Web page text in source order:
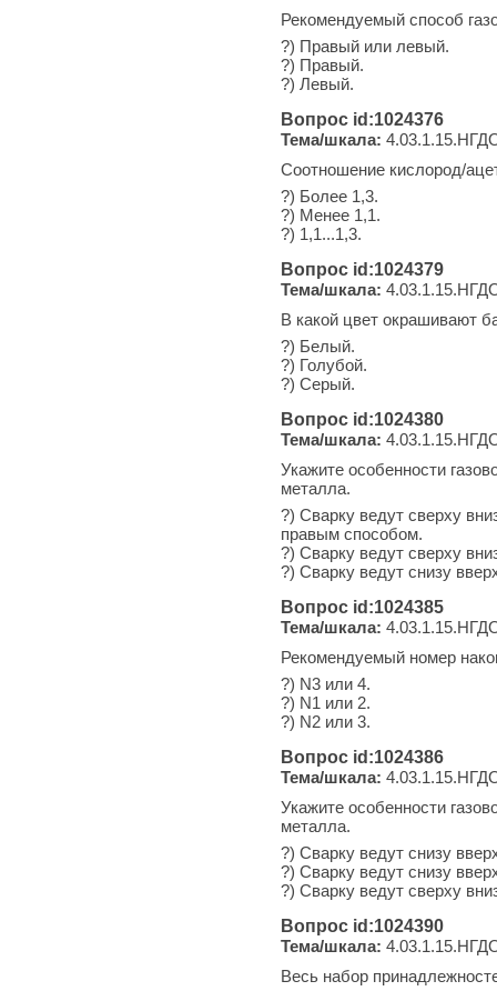
Рекомендуемый способ
?) Правый или левый.
?) Правый.
?) Левый.
Вопрос id:1024376
Тема/шкала:
Соотношение кислород/
?) Более 1,3.
?) Менее 1,1.
?) 1,1...1,3.
Вопрос id:1024379
Тема/шкала:
В какой цвет окрашивают
?) Белый.
?) Голубой.
?) Серый.
Вопрос id:1024380
Тема/шкала:
Укажите особенности
металла.
?) Сварку ведут сверху
правым способом.
?) Сварку ведут сверху
?) Сварку ведут снизу
Вопрос id:1024385
Тема/шкала:
Рекомендуемый номер
?) N3 или 4.
?) N1 или 2.
?) N2 или 3.
Вопрос id:1024386
Тема/шкала:
Укажите особенности
металла.
?) Сварку ведут снизу
?) Сварку ведут снизу
?) Сварку ведут сверху
Вопрос id:1024390
Тема/шкала:
Весь набор